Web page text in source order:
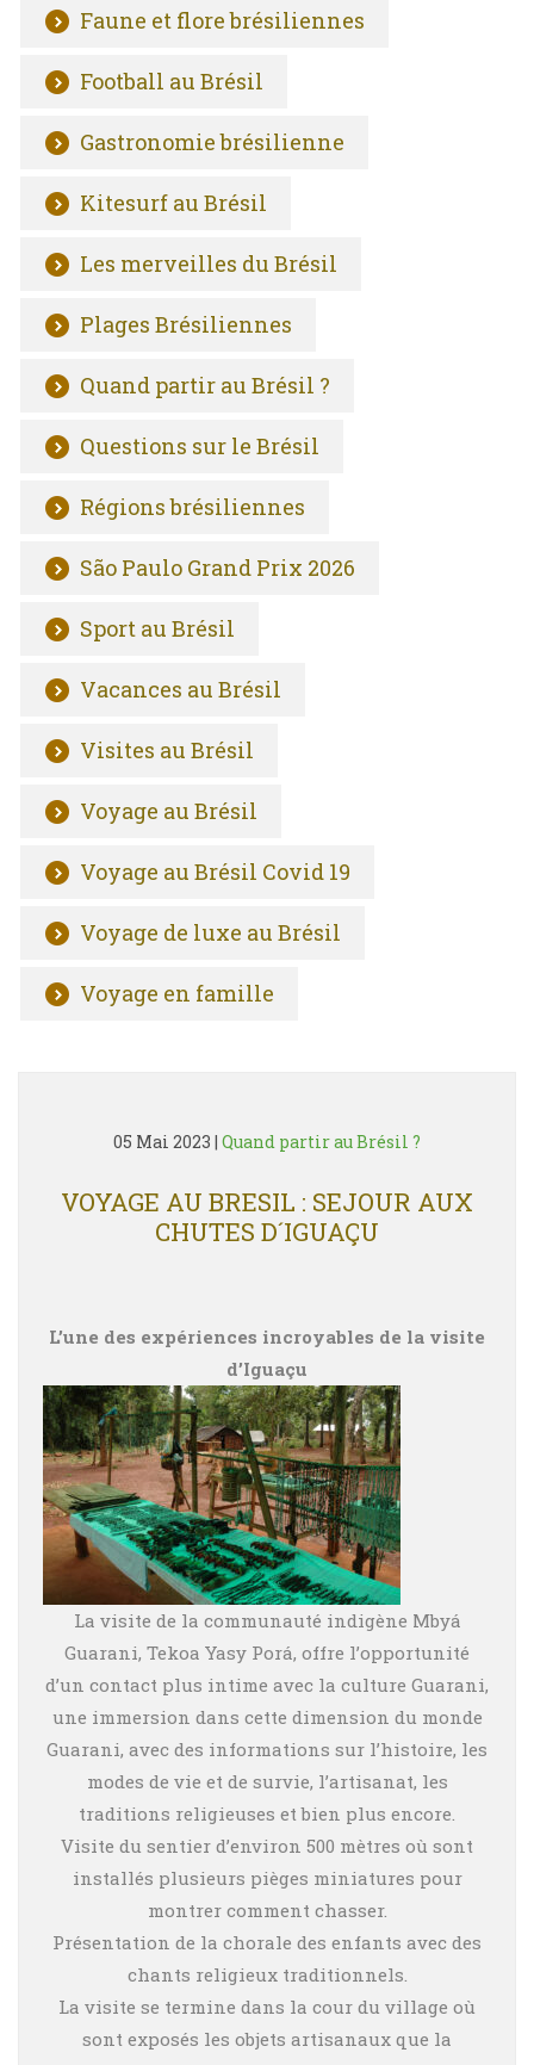
Faune et flore brésiliennes
Football au Brésil
Gastronomie brésilienne
Kitesurf au Brésil
Les merveilles du Brésil
Plages Brésiliennes
Quand partir au Brésil ?
Questions sur le Brésil
Régions brésiliennes
São Paulo Grand Prix 2026
Sport au Brésil
Vacances au Brésil
Visites au Brésil
Voyage au Brésil
Voyage au Brésil Covid 19
Voyage de luxe au Brésil
Voyage en famille
05 Mai 2023 | Quand partir au Brésil ?
VOYAGE AU BRESIL : SEJOUR AUX
CHUTES D´IGUAÇU
L’une des expériences incroyables de la visite
d’Iguaçu
La visite de la communauté indigène Mbyá
Guarani, Tekoa Yasy Porá, offre l’opportunité
d’un contact plus intime avec la culture Guarani,
une immersion dans cette dimension du monde
Guarani, avec des informations sur l’histoire, les
modes de vie et de survie, l’artisanat, les
traditions religieuses et bien plus encore.
Visite du sentier d’environ 500 mètres où sont
installés plusieurs pièges miniatures pour
montrer comment chasser.
Présentation de la chorale des enfants avec des
chants religieux traditionnels.
La visite se termine dans la cour du village où
sont exposés les objets artisanaux que la